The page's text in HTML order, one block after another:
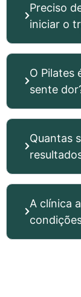
Preciso
iniciar o
O Pilates
sente
Quantas
A clínica